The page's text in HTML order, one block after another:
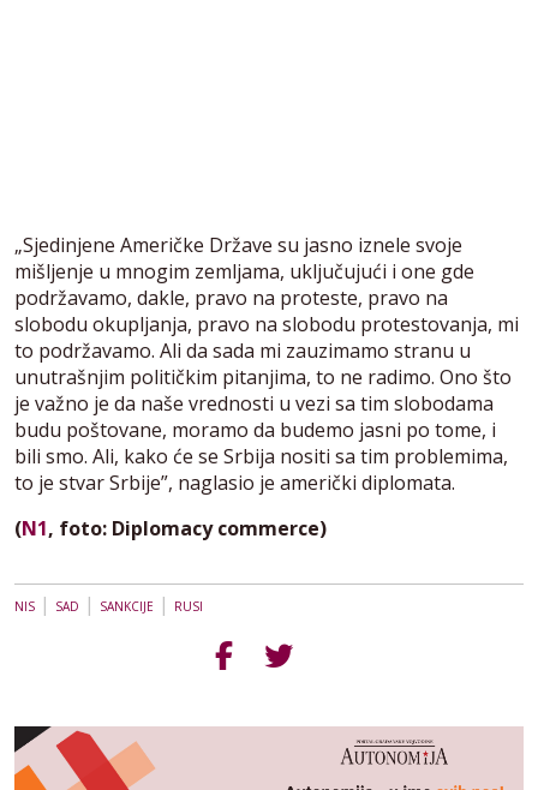
„Sjedinjene Američke Države su jasno iznele svoje
mišljenje u mnogim zemljama, uključujući i one gde
podržavamo, dakle, pravo na proteste, pravo na
slobodu okupljanja, pravo na slobodu protestovanja, mi
to podržavamo. Ali da sada mi zauzimamo stranu u
unutrašnjim političkim pitanjima, to ne radimo. Ono što
je važno je da naše vrednosti u vezi sa tim slobodama
budu poštovane, moramo da budemo jasni po tome, i
bili smo. Ali, kako će se Srbija nositi sa tim problemima,
to je stvar Srbije”, naglasio je američki diplomata.
(N1, foto: Diplomacy commerce)
NIS | SAD | SANKCIJE | RUSI